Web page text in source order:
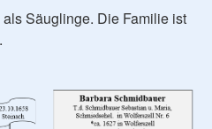
Säuglinge. Die Familie ist